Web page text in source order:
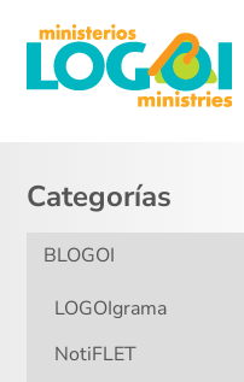
Categorías
BLOGOI
LOGOIgrama
NotiFLET